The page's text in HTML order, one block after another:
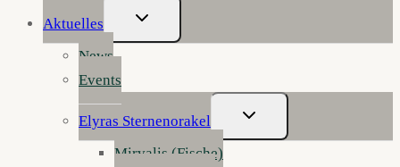
Aktuelles
Untermenü
Umschalten
News
Events
Elyras Sternenorakel
Untermenü
Umschalten
Mirvalis (Fische)